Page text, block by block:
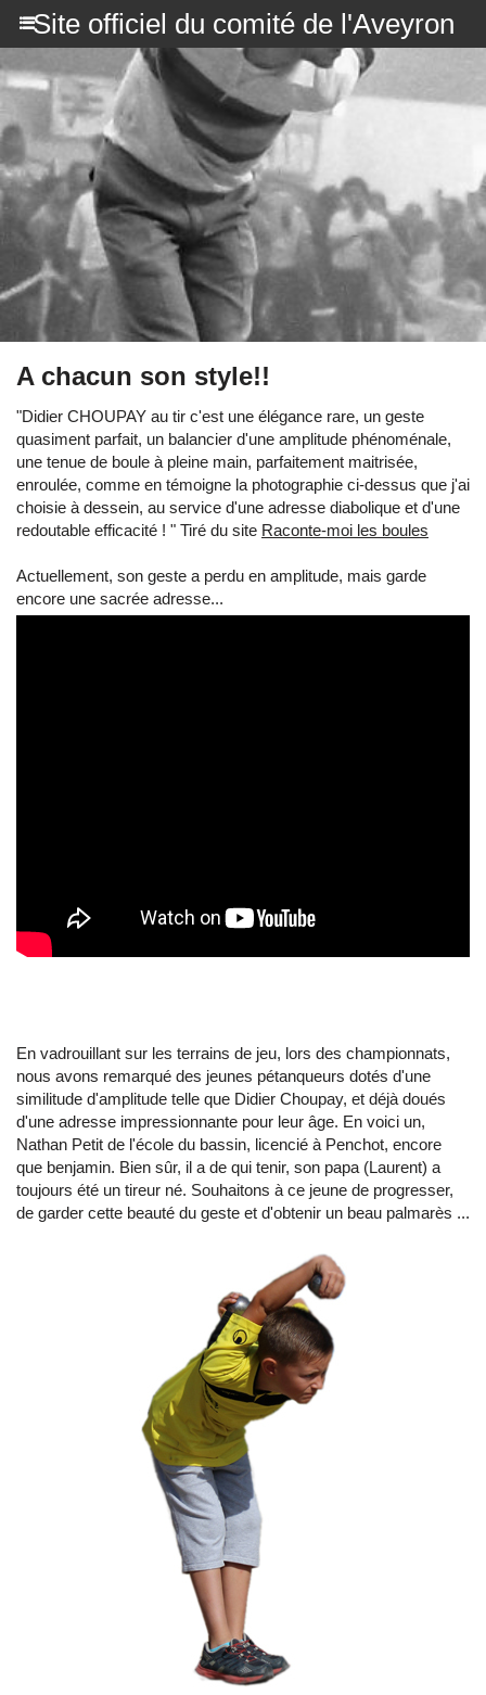
Site officiel du comité de l'Aveyron
A chacun son style!!
"Didier CHOUPAY au tir c'est une élégance rare, un geste
quasiment parfait, un balancier d'une amplitude phénoménale,
une tenue de boule à pleine main, parfaitement maitrisée,
enroulée, comme en témoigne la photographie ci-dessus que j'ai
choisie à dessein, au service d'une adresse diabolique et d'une
redoutable efficacité ! " Tiré du site Raconte-moi les boules
Actuellement, son geste a perdu en amplitude, mais garde
encore une sacrée adresse...
En vadrouillant sur les terrains de jeu, lors des championnats,
nous avons remarqué des jeunes pétanqueurs dotés d'une
similitude d'amplitude telle que Didier Choupay, et déjà doués
d'une adresse impressionnante pour leur âge. En voici un,
Nathan Petit de l'école du bassin, licencié à Penchot, encore
que benjamin. Bien sûr, il a de qui tenir, son papa (Laurent) a
toujours été un tireur né. Souhaitons à ce jeune de progresser,
de garder cette beauté du geste et d'obtenir un beau palmarès ...